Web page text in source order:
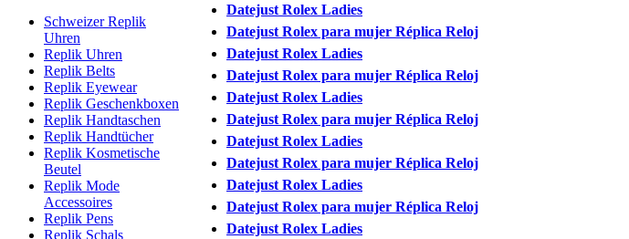
Schweizer Replik
Uhren
Replik Uhren
Replik Belts
Replik Eyewear
Replik Geschenkboxen
Replik Handtaschen
Replik Handtücher
Replik Kosmetische
Beutel
Replik Mode
Accessoires
Replik Pens
Replik Schals
Datejust Rolex Ladies
Datejust Rolex para mujer Réplica Reloj
Datejust Rolex Ladies
Datejust Rolex para mujer Réplica Reloj
Datejust Rolex Ladies
Datejust Rolex para mujer Réplica Reloj
Datejust Rolex Ladies
Datejust Rolex para mujer Réplica Reloj
Datejust Rolex Ladies
Datejust Rolex para mujer Réplica Reloj
Datejust Rolex Ladies